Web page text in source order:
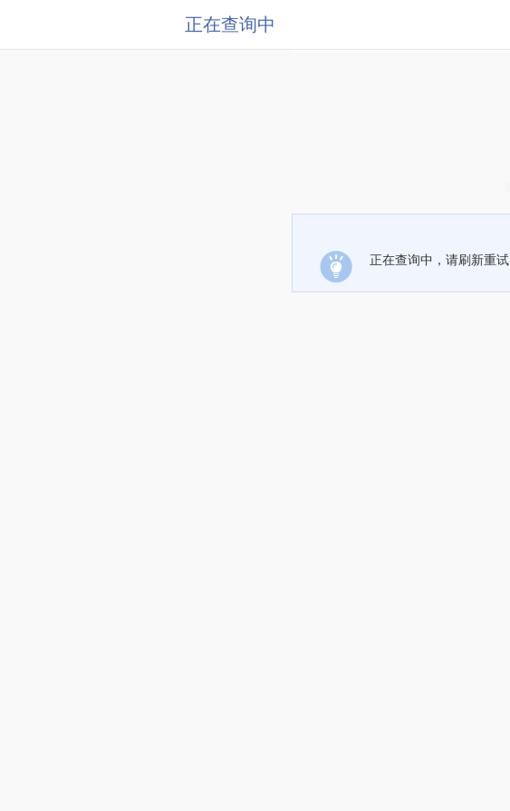
正在查询中
正在查询中，请刷新重试